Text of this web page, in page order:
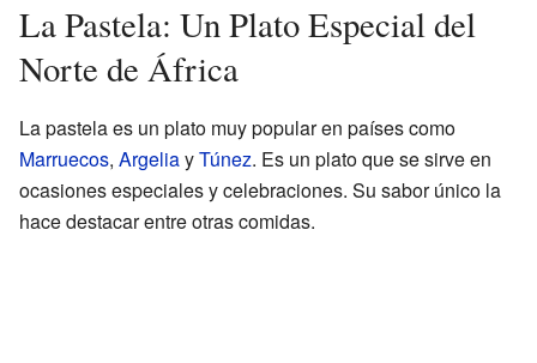
La Pastela: Un Plato Especial del
Norte de África
La pastela es un plato muy popular en países como
Marruecos, ArgeliayTúnez. Es un plato que se sirve en
ocasiones especiales y celebraciones. Su sabor único la
hace destacar entre otras comidas.